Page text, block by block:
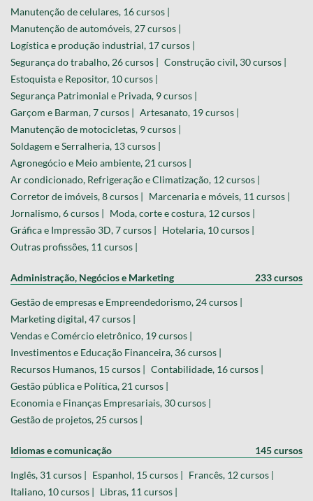
Manutenção de celulares, 16 cursos |
Manutenção de automóveis, 27 cursos |
Logística e produção industrial, 17 cursos |
Segurança do trabalho, 26 cursos |
Construção civil, 30 cursos |
Estoquista e Repositor, 10 cursos |
Segurança Patrimonial e Privada, 9 cursos |
Garçom e Barman, 7 cursos |
Artesanato, 19 cursos |
Manutenção de motocicletas, 9 cursos |
Soldagem e Serralheria, 13 cursos |
Agronegócio e Meio ambiente, 21 cursos |
Ar condicionado, Refrigeração e Climatização, 12 cursos |
Corretor de imóveis, 8 cursos |
Marcenaria e móveis, 11 cursos |
Jornalismo, 6 cursos |
Moda, corte e costura, 12 cursos |
Gráfica e Impressão 3D, 7 cursos |
Hotelaria, 10 cursos |
Outras profissões, 11 cursos |
Administração, Negócios e Marketing 233 cursos
Gestão de empresas e Empreendedorismo, 24 cursos |
Marketing digital, 47 cursos |
Vendas e Comércio eletrônico, 19 cursos |
Investimentos e Educação Financeira, 36 cursos |
Recursos Humanos, 15 cursos |
Contabilidade, 16 cursos |
Gestão pública e Política, 21 cursos |
Economia e Finanças Empresariais, 30 cursos |
Gestão de projetos, 25 cursos |
Idiomas e comunicação 145 cursos
Inglês, 31 cursos | Espanhol, 15 cursos |
Francês, 12 cursos |
Italiano, 10 cursos |
Libras, 11 cursos |